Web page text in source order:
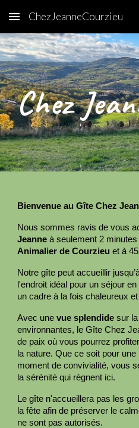
Skip to main content
ChezJeanneCourzieu
Chez
Bienvenue au Gîte Chez
Nous sommes ravis de vous
Jeanne à seulement 2
Animalier de Courzieu et à
Notre gîte peut accueillir
l'endroit idéal pour un séjour
un cadre à la fois chaleureux
Avec unevue splendide sur
environnantes, le Gîte Chez
de paix où vous pourrez
la nature. Que ce soit pour
moment de convivialité, vous
la sérénité qui règnent ici.
Le gîte n'accueillera pas les
la fête afin de préserver le
ne sont pas autorisés.